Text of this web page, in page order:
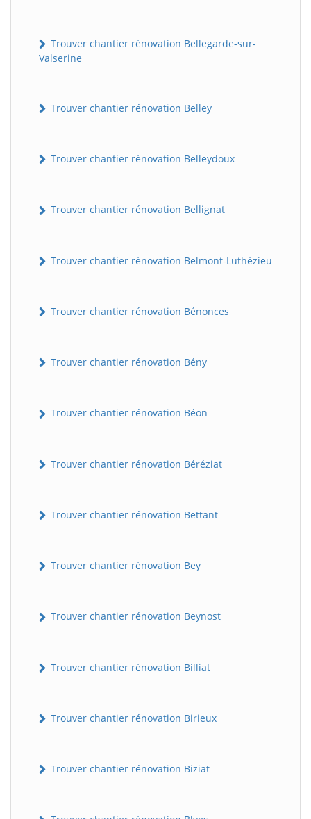
Trouver chantier rénovation Bellegarde-sur-
Valserine
Trouver chantier rénovation Belley
Trouver chantier rénovation Belleydoux
Trouver chantier rénovation Bellignat
Trouver chantier rénovation Belmont-Luthézieu
Trouver chantier rénovation Bénonces
Trouver chantier rénovation Bény
Trouver chantier rénovation Béon
Trouver chantier rénovation Béréziat
Trouver chantier rénovation Bettant
Trouver chantier rénovation Bey
Trouver chantier rénovation Beynost
Trouver chantier rénovation Billiat
Trouver chantier rénovation Birieux
Trouver chantier rénovation Biziat